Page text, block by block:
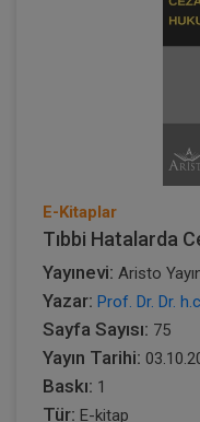
E-Kitaplar
Tıbbi Hatalarda
Yayınevi: Aristo
Yazar: Prof. Dr. Dr.
Sayfa Sayısı: 75
Yayın Tarihi:
Baskı: 1
Tür: E-kitap